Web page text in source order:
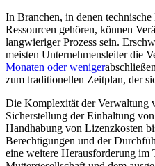
In Branchen, in denen
Ressourcen gehören, können
langwieriger Prozess sein.
meisten Unternehmensleiter die
Monaten oder weniger
zum traditionellen Zeitplan, der
Die Komplexität der Verwaltung
Sicherstellung der Einhaltung
Handhabung von Lizenzkosten
Berechtigungen und der
eine weitere Herausforderung im